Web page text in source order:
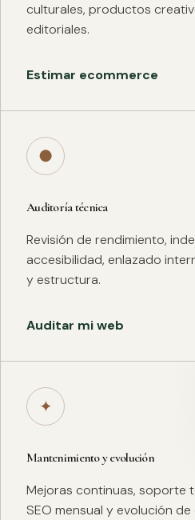
culturales, productos
editoriales.
Estimar ecommerce
●
Auditoría técnica
Revisión de rendimiento,
accesibilidad, enlazado
y estructura.
Auditar mi web
✦
Mantenimiento y evolución
Mejoras continuas, soporte
SEO mensual y evolución